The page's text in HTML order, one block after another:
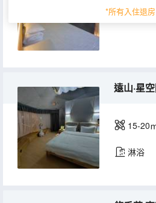
*所有入住退
40㎡
遠山·星
15-20
淋浴